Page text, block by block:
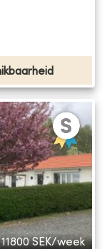
11800 SEK/week